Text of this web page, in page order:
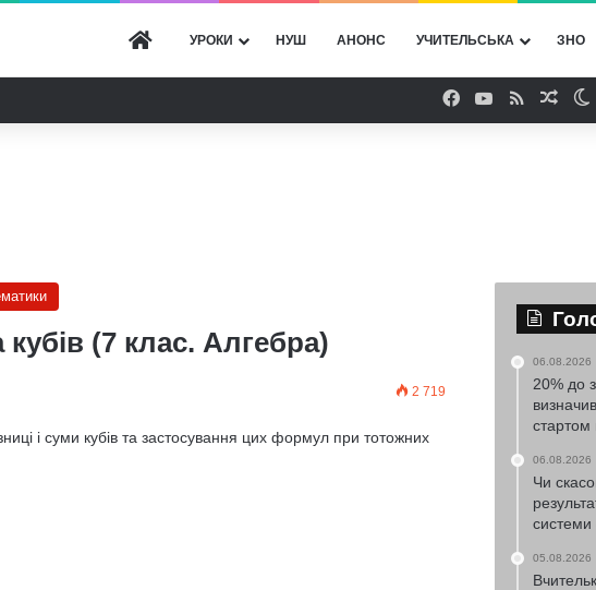
ГОЛОВНА
УРОКИ НУШ АНОНС УЧИТЕЛЬСЬКА ЗНО
Facebook
YouTube
RSS
(7 клас. Алгебра)
2 719
і суми кубів та застосування цих формул при тотожних
06.08.2026
20% до
стартом
06.08.2026
Чи
системи
05.08.2026